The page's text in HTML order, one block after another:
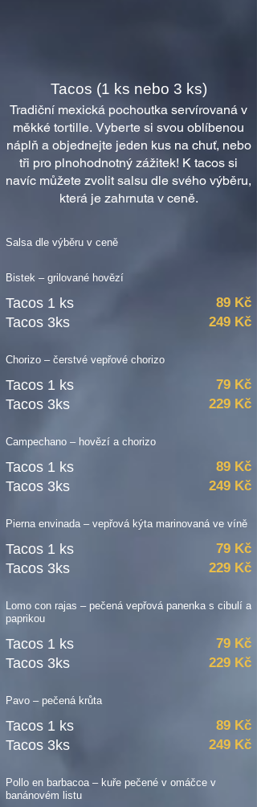
Tacos (1 ks nebo 3 ks)
Tradiční mexická pochoutka servírovaná v
měkké tortille. Vyberte si svou oblíbenou
náplň a objednejte jeden kus na chuť, nebo
tři pro plnohodnotný zážitek! K tacos si
navíc můžete zvolit salsu dle svého výběru,
která je zahrnuta v ceně.
Salsa dle výběru v ceně
Bistek – grilované hovězí
Tacos 1 ks 89 Kč
Tacos 3ks 249 Kč
Chorizo – čerstvé vepřové chorizo
Tacos 1 ks 79 Kč
Tacos 3ks 229 Kč
Campechano – hovězí a chorizo
Tacos 1 ks 89 Kč
Tacos 3ks 249 Kč
Pierna envinada – vepřová kýta marinovaná ve víně
Tacos 1 ks 79 Kč
Tacos 3ks 229 Kč
Lomo con rajas – pečená vepřová panenka s cibulí a
paprikou
Tacos 1 ks 79 Kč
Tacos 3ks 229 Kč
Pavo – pečená krůta
Tacos 1 ks 89 Kč
Tacos 3ks 249 Kč
Pollo en barbacoa – kuře pečené v omáčce v
banánovém listu